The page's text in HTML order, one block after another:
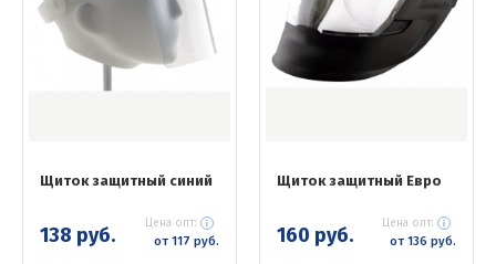
Щиток защитный синий
138 руб. Цена опт:
от 117 руб.
Щиток защитный Евро
160 руб. Цена опт:
от 136 руб.